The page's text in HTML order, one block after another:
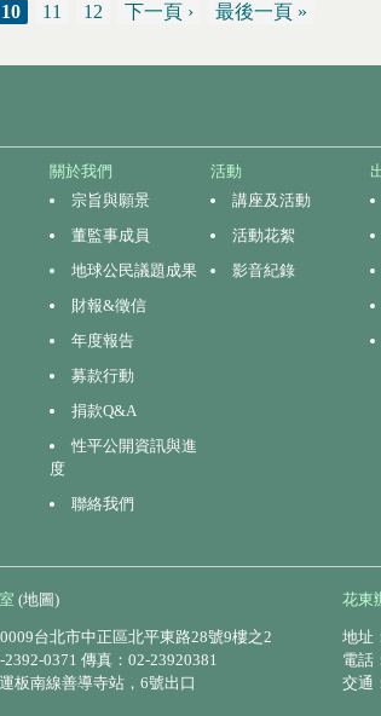
10 11 12 下一頁 › 最後一頁 »
關於我們
宗旨與願景
董監事成員
地球公民議題成果
財報&徵信
年度報告
募款行動
捐款Q&A
性平公開資訊與進
度
聯絡我們
活動
講座及活動
活動花絮
影音紀錄
(地圖)
台北市中正區北平東路28號9樓之2
2392-0371 傳真：02-23920381
板南線善導寺站，6號出口
花東
地址
電話
交通